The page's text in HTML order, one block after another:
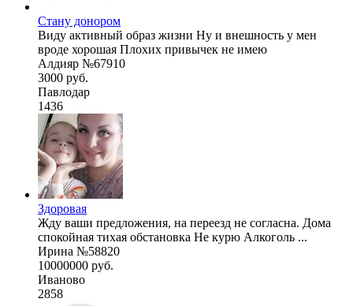
Стану донором
Виду активный образ жизни Ну и внешность у мен
вроде хорошая Плохих привычек не имею
Алдияр №67910
3000 руб.
Павлодар
1436
Здоровая
Жду ваши предложения, на переезд не согласна. Дома
спокойная тихая обстановка Не курю Алкоголь ...
Ирина №58820
10000000 руб.
Иваново
2858